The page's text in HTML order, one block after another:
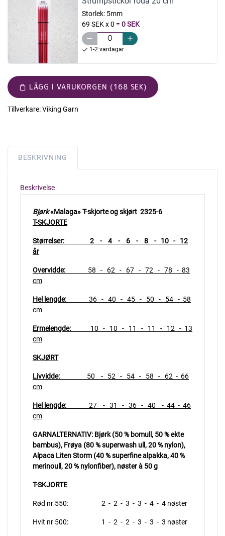
Storlek: 5mm
69 SEK x 0 = 0 SEK
1-2 vardagar
LÄGG I VARUKORGEN (168 SEK)
Tillverkare:Viking Garn
BESKRIVNING
Beskrivelse
Bjørk«Malaga»T-skjorte og skjørt 2325-6
T-SKJORTE
Størrelser: 2 - 4 - 6 - 8 - 10 - 12
år
Overvidde: 58 - 62 - 67 - 72 - 78 - 83
cm
Hel lengde:
36 - 40 - 45 - 50 - 54 - 58
cm
Ermelengde: 10 - 10 - 11 - 11 - 12 - 13
cm
SKJØRT
Livvidde: 50 - 52 - 54 - 58 - 62 - 66
cm
Hel lengde: 27 - 31 - 36 - 40 - 44 - 46
cm
GARNALTERNATIV: Bjørk (50 % bomull, 50 % ekte
bambus), Frøya (80 % superwash ull, 20 % nylon),
Alpaca Liten Storm (40 % superfine alpakka, 40 %
merinoull, 20 % nylonfiber), nøster à 50 g
T-SKJORTE
Rød nr 550: 2 - 2 - 3 - 3 - 4 - 4 nøster
Hvit nr 500: 1 - 2 - 2 - 3 - 3 - 3 nøster